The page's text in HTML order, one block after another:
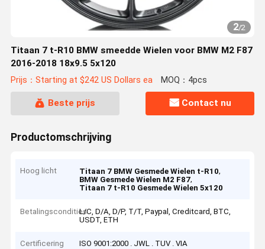
2/2
Titaan 7 t-R10 BMW smeedde Wielen voor BMW M2 F87
2016-2018 18x9.5 5x120
Prijs：Starting at $242 US Dollars ea MOQ：4pcs
Beste prijs Contact nu
Productomschrijving
Hoog licht Titaan 7 BMW Gesmede Wielen t-R10,
BMW Gesmede Wielen M2 F87,
Titaan 7 t-R10 Gesmede Wielen 5x120
BetalingsconditiesL/C, D/A, D/P, T/T, Paypal, Creditcard, BTC,
USDT, ETH
Certificering ISO 9001:2000 . JWL . TUV . VIA